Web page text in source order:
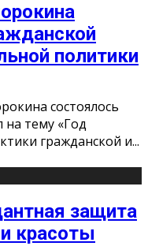
политики
состоялось
на тему «Год
гражданской и...
защита
красоты